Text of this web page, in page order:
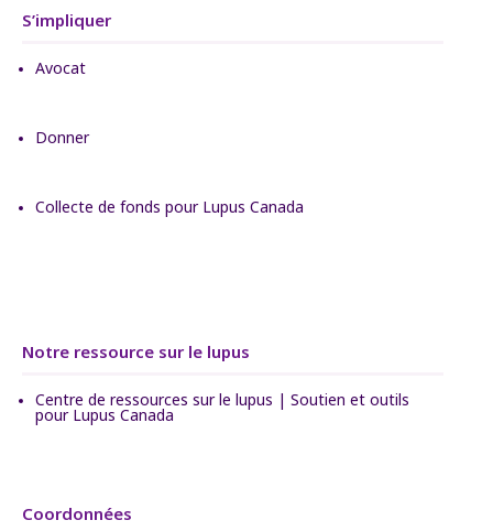
S’impliquer
Avocat
Donner
Collecte de fonds pour Lupus Canada
Notre ressource sur le lupus
Centre de ressources sur le lupus | Soutien et outils
pour Lupus Canada
Coordonnées